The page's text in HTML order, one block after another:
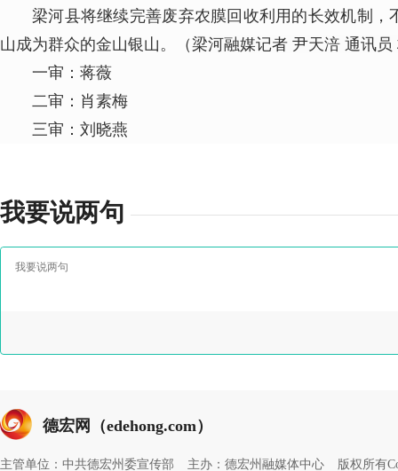
梁河县将继续完善废弃农膜回收利用的长效机制
山成为群众的金山银山。（梁河融媒记者 尹天涪 通讯员
一审：蒋薇
二审：肖素梅
三审：刘晓燕
我要说两句
德宏网（edehong.com）
主管单位：中共德宏州委宣传部 主办：德宏州融媒体中心 版权所有